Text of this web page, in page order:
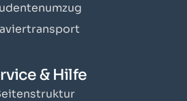
& Hilfe